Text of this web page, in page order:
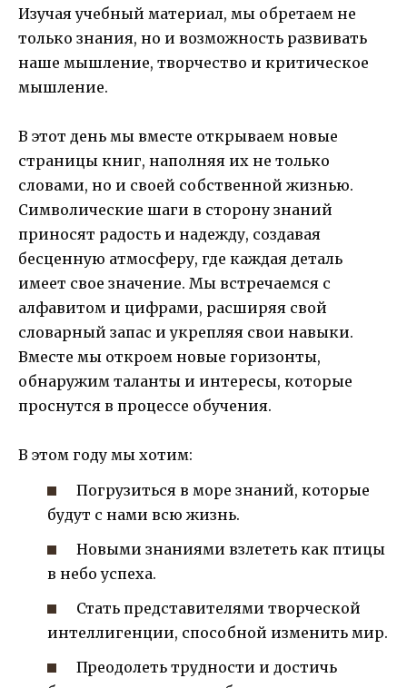
Изучая учебный материал, мы обретаем не
только знания, но и возможность развивать
наше мышление, творчество и критическое
мышление.
В этот день мы вместе открываем новые
страницы книг, наполняя их не только
словами, но и своей собственной жизнью.
Символические шаги в сторону знаний
приносят радость и надежду, создавая
бесценную атмосферу, где каждая деталь
имеет свое значение. Мы встречаемся с
алфавитом и цифрами, расширяя свой
словарный запас и укрепляя свои навыки.
Вместе мы откроем новые горизонты,
обнаружим таланты и интересы, которые
проснутся в процессе обучения.
В этом году мы хотим:
Погрузиться в море знаний, которые
будут с нами всю жизнь.
Новыми знаниями взлететь как птицы
в небо успеха.
Стать представителями творческой
интеллигенции, способной изменить мир.
Преодолеть трудности и достичь